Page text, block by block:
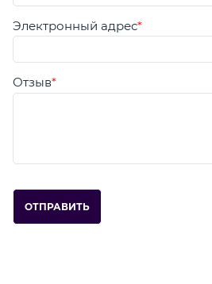
Электронный адрес
Отзыв